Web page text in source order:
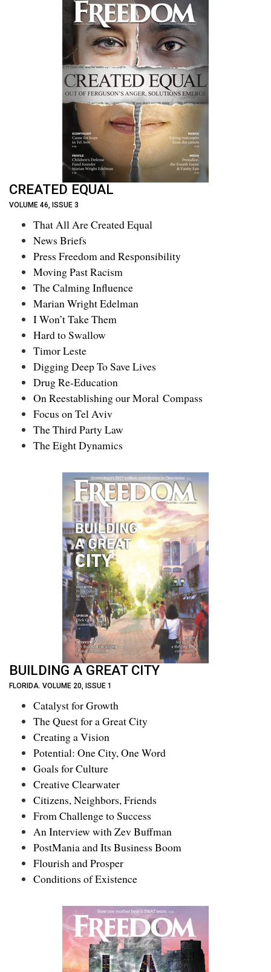
CREATED EQUAL
VOLUME 46, ISSUE 3
That All Are Created Equal
News Briefs
Press Freedom and Responsibility
Moving Past Racism
The Calming Influence
Marian Wright Edelman
I Won’t Take Them
Hard to Swallow
Timor Leste
Digging Deep To Save Lives
Drug Re-Education
On Reestablishing our Moral Compass
Focus on Tel Aviv
The Third Party Law
The Eight Dynamics
BUILDING A GREAT CITY
FLORIDA. VOLUME 20, ISSUE 1
Catalyst for Growth
The Quest for a Great City
Creating a Vision
Potential: One City, One Word
Goals for Culture
Creative Clearwater
Citizens, Neighbors, Friends
From Challenge to Success
An Interview with Zev Buffman
PostMania and Its Business Boom
Flourish and Prosper
Conditions of Existence